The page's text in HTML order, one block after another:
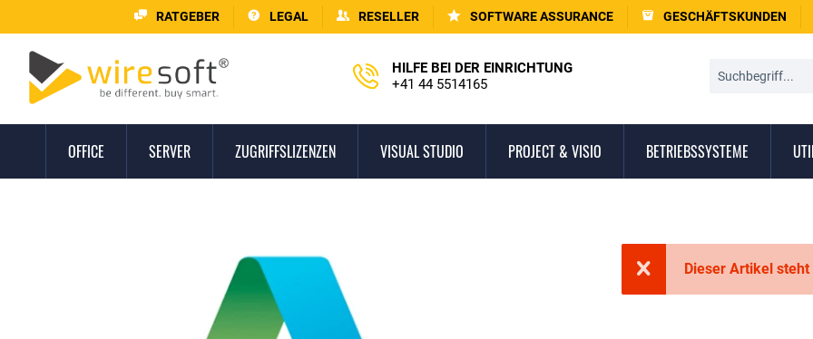
RATGEBER LEGAL RESELLER SOFTWARE ASSURANCE GESCHÄFTSKUNDEN
HILFE BEI DER EINRICHTUNG
+41 44 5514165
OFFICE SERVER ZUGRIFFSLIZENZEN VISUAL STUDIO PROJECT & VISIO BETRIEBSSYSTEME
Dieser Artikel